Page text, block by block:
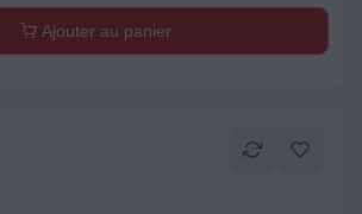
Ajouter au panier